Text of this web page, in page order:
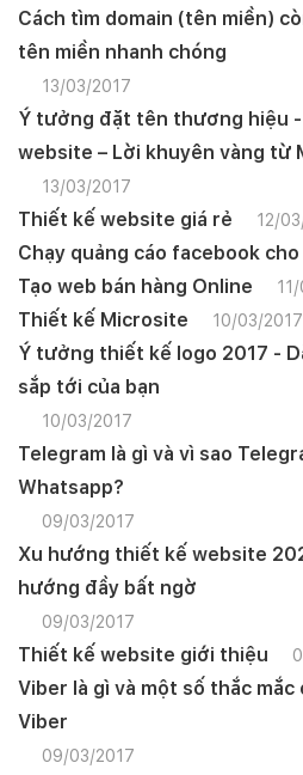
Cách tìm domain (tên miền)
tên miền nhanh chóng
13/03/2017
Ý tưởng đặt tên thương hiệu
website – Lời khuyên vàng từ
13/03/2017
Thiết kế website giá rẻ 12/
Chạy quảng cáo facebook
Tạo web bán hàng Online
Thiết kế Microsite 10/03/2017
Ý tưởng thiết kế logo 2017 -
sắp tới của bạn
10/03/2017
Telegram là gì và vì sao
Whatsapp?
09/03/2017
Xu hướng thiết kế website
hướng đầy bất ngờ
09/03/2017
Thiết kế website giới thiệu
Viber là gì và một số thắc
Viber
09/03/2017